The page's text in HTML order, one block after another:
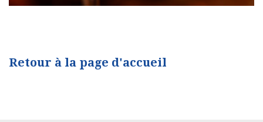
Retour à la page d'accueil